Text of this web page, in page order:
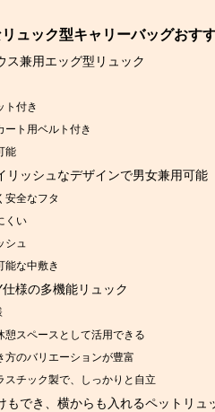
ュック型キャリーバッグおす
兼用エッグ型リュック
ト付き
ト用ベルト付き
能
ッシュなデザインで男女兼用可能
全なフタ
くい
シュ
な中敷き
様の多機能リュック
スペースとして活用できる
のバリエーションが豊富
チック製で、しっかりと自立
でき、横からも入れるペットリュ